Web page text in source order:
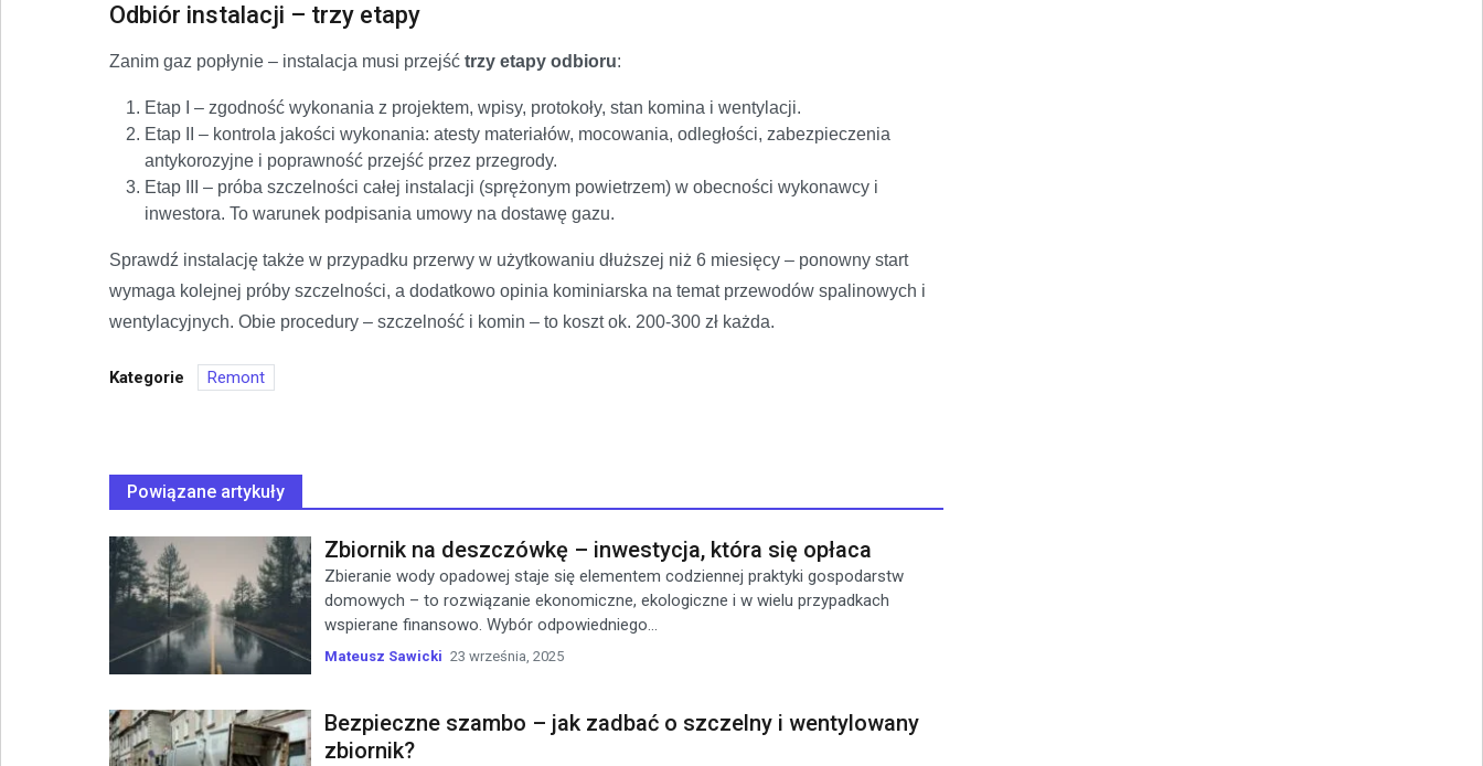
Odbiór instalacji – trzy etapy
Zanim gaz popłynie – instalacja musi przejść trzy etapy odbioru:
Etap I – zgodność wykonania z projektem, wpisy, protokoły, stan komina i wentylacji.
Etap II – kontrola jakości wykonania: atesty materiałów, mocowania, odległości, zabezpieczenia
antykorozyjne i poprawność przejść przez przegrody.
Etap III – próba szczelności całej instalacji (sprężonym powietrzem) w obecności wykonawcy i
inwestora. To warunek podpisania umowy na dostawę gazu.
Sprawdź instalację także w przypadku przerwy w użytkowaniu dłuższej niż 6 miesięcy – ponowny start
wymaga kolejnej próby szczelności, a dodatkowo opinia kominiarska na temat przewodów spalinowych i
wentylacyjnych. Obie procedury – szczelność i komin – to koszt ok. 200-300 zł każda.
Kategorie Remont
Powiązane artykuły
Zbiornik na deszczówkę – inwestycja, która się opłaca
Zbieranie wody opadowej staje się elementem codziennej praktyki gospodarstw
domowych – to rozwiązanie ekonomiczne, ekologiczne i w wielu przypadkach
wspierane finansowo. Wybór odpowiedniego...
Mateusz Sawicki 23 września, 2025
Bezpieczne szambo – jak zadbać o szczelny i wentylowany
zbiornik?